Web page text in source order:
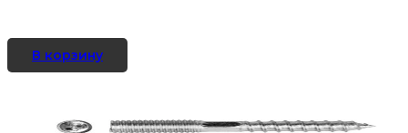
В корзину